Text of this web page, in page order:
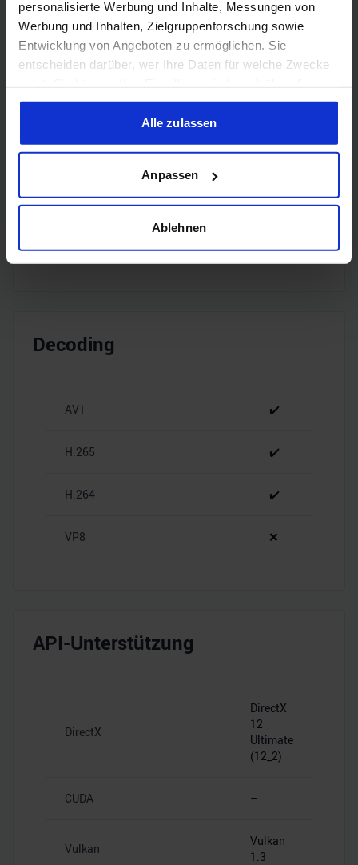
personalisierte Werbung und Inhalte, Messungen von
Werbung und Inhalten, Zielgruppenforschung sowie
Entwicklung von Angeboten zu ermöglichen. Sie
entscheiden darüber, wer Ihre Daten für welche Zwecke
Cookie-Erklärung oder durch Klicken auf das Privacy
Trigger Symbol ändern oder widerrufen
Informationen über Ihre geografische Lage erfassen,
welche bis auf einige Meter genau sein können
Ihr Gerät durch aktives Scannen nach bestimmten
Erfahren Sie mehr darüber, wie Ihre persönlichen Daten
Wir verwenden Cookies, um Inhalte und Anzeigen zu
personalisieren, Funktionen für soziale Medien anbieten
Verwendung unserer Website an unsere Partner für
Partner führen diese Informationen möglicherweise mit
haben oder die sie im Rahmen Ihrer Nutzung der Dienste
Alle zulassen
Anpassen
Ablehnen
DisplayPort
DisplayPort
2.1
H.265 ✔️
Decoding
AV1 ✔️
H.265 ✔️
H.264 ✔️
VP8 ❌
API-Unterstützung
DirectX
DirectX
12
Ultimate
(12_2)
CUDA –
Vulkan
Vulkan
1.3